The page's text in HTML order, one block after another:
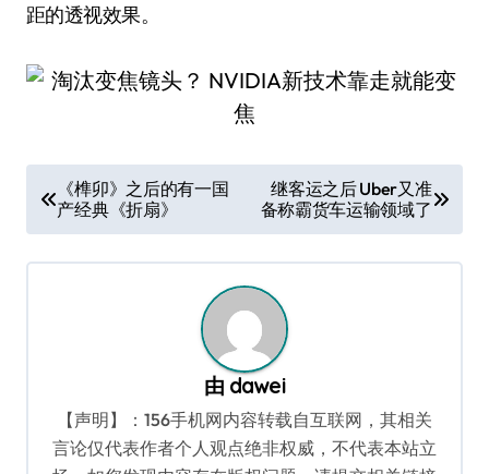
距的透视效果。
章
导
《榫卯》之后的有一国
产经典《折扇》
继客运之后 Uber又准
备称霸货车运输领域了
由 dawei
【声明】：156手机网内容转载自互联网，其相关
言论仅代表作者个人观点绝非权威，不代表本站立